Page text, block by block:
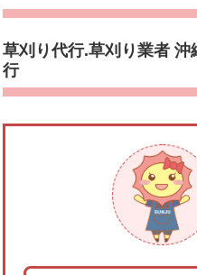
草刈り代行.草刈り業者
行